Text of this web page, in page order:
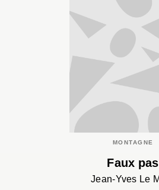
MONTAGNE
Faux pas
Jean-Yves Le